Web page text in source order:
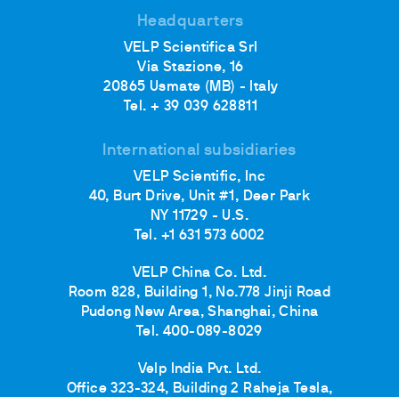
Headquarters
VELP Scientifica Srl
Via Stazione, 16
20865 Usmate (MB) - Italy
Tel. + 39 039 628811
International subsidiaries
VELP Scientific, Inc
40, Burt Drive, Unit #1, Deer Park
NY 11729 - U.S.
Tel. +1 631 573 6002
VELP China Co. Ltd.
Room 828, Building 1, No.778 Jinji Road
Pudong New Area, Shanghai, China
Tel. 400-089-8029
Velp India Pvt. Ltd.
Office 323-324, Building 2 Raheja Tesla,